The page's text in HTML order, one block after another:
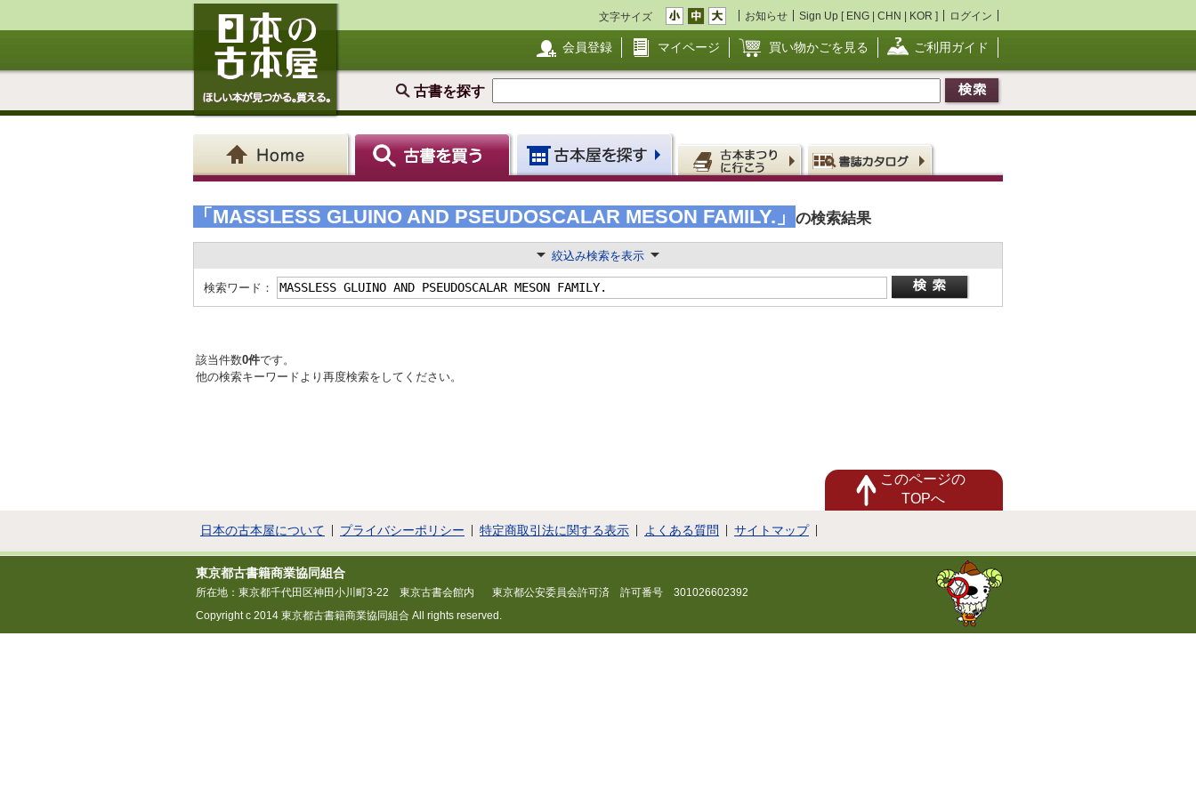
文字サイズ お知らせ Sign Up [ ENG | CHN | KOR ] ログイン
会員登録 マイページ 買い物かごを見る ご利用ガイド
古書を探す
「MASSLESS GLUINO AND PSEUDOSCALAR MESON FAMILY.」 の検索結果
絞込み検索を表示
検索ワード：
該当件数0件です。
他の検索キーワードより再度検索をしてください。
このページの
TOPへ
日本の古本屋について プライバシーポリシー 特定商取引法に関する表示 よくある質問 サイトマップ
東京都古書籍商業協同組合
所在地：東京都千代田区神田小川町3-22 東京古書会館内
東京都公安委員会許可済 許可番号 301026602392
Copyright c 2014 東京都古書籍商業協同組合 All rights reserved.